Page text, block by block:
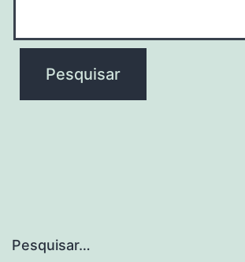
Pesquisar…